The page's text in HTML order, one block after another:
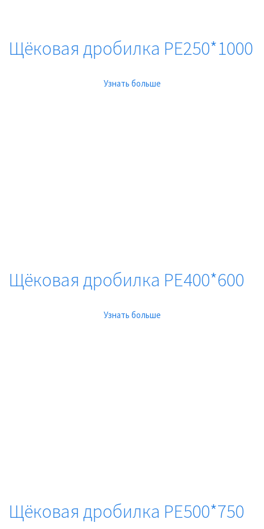
Щёковая дробилка PE250*1000
Узнать больше
Щёковая дробилка PE400*600
Узнать больше
Щёковая дробилка PE500*750